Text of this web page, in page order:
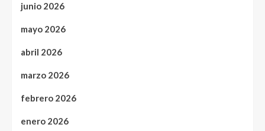
junio 2026
mayo 2026
abril 2026
marzo 2026
febrero 2026
enero 2026